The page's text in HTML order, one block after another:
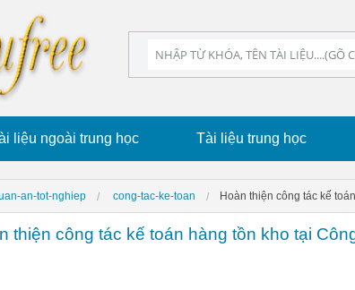
liệu ngoài trung học Tài liệu trung học
an-tot-nghiep cong-tac-ke-toan Hoàn thiện công tác kế
thiện công tác kế toán hàng tồn kho tại